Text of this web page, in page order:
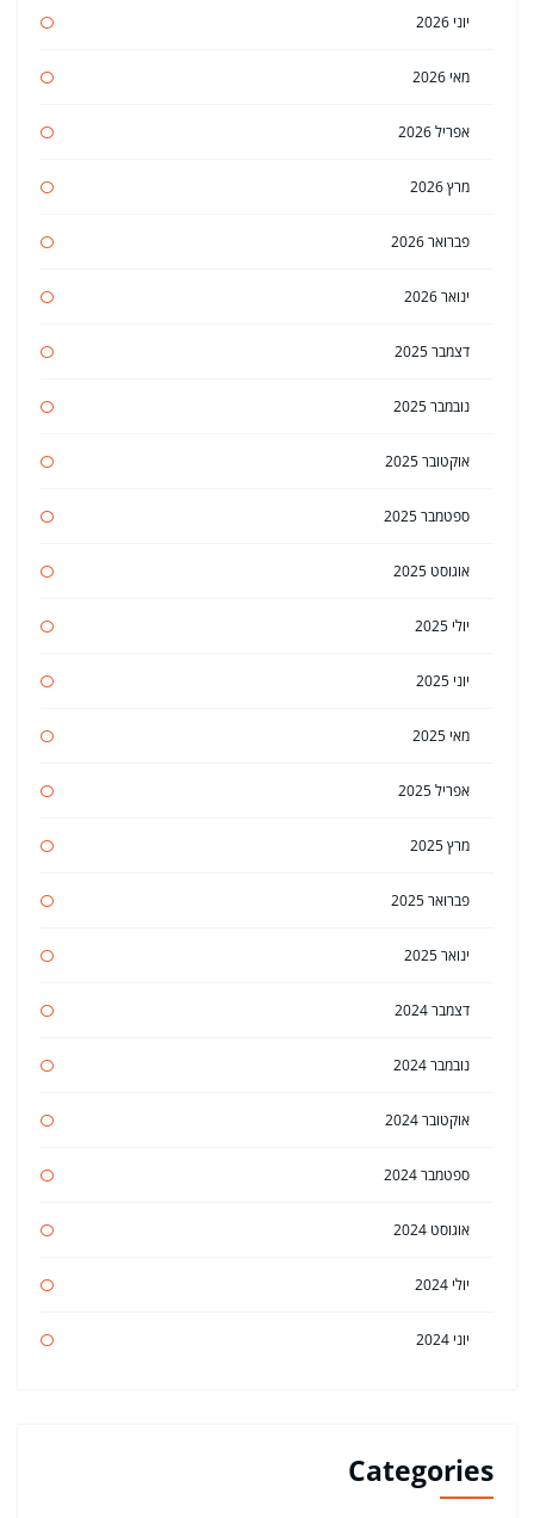
יוני 2026
מאי 2026
אפריל 2026
מרץ 2026
פברואר 2026
ינואר 2026
דצמבר 2025
נובמבר 2025
אוקטובר 2025
ספטמבר 2025
אוגוסט 2025
יולי 2025
יוני 2025
מאי 2025
אפריל 2025
מרץ 2025
פברואר 2025
ינואר 2025
דצמבר 2024
נובמבר 2024
אוקטובר 2024
ספטמבר 2024
אוגוסט 2024
יולי 2024
יוני 2024
Categories